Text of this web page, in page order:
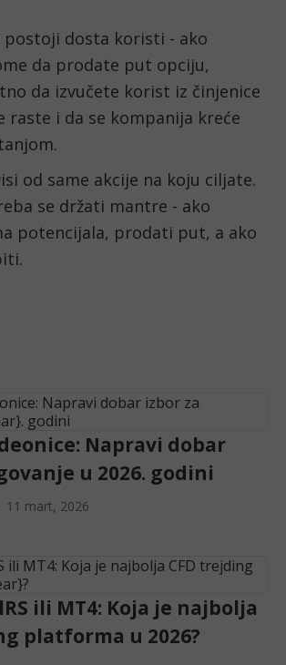
postoji dosta koristi - ako
da prodate put opciju,
da izvučete korist iz činjenice
raste i da se kompanija kreće
od same akcije na koju ciljate.
se držati mantre - ako
potencijala, prodati put, a ako
Napravi dobar
u 2026. godini
11 mart, 2026
ili MT4: Koja je najbolja
platforma u 2026?